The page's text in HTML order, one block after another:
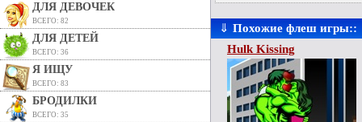
ДЛЯ ДЕВОЧЕК
ВСЕГО: 82
ДЛЯ ДЕТЕЙ
ВСЕГО: 36
Я ИЩУ
ВСЕГО: 83
БРОДИЛКИ
ВСЕГО: 35
⇓ Похожие флеш игры::
Hulk Kissing